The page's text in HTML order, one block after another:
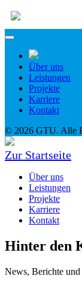
Über uns
Leistungen
Projekte
Karriere
Kontakt
© 2026 GTU. Alle
Zur Startseite
Über uns
Leistungen
Projekte
Karriere
Kontakt
Hinter den
News, Berichte